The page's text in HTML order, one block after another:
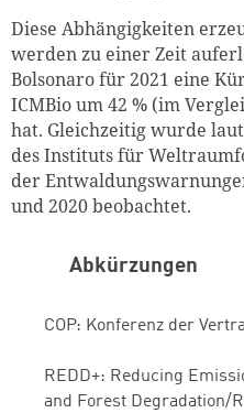
Diese Abhängigkeiten
werden zu einer Zeit
Bolsonaro für 2021 eine
ICMBio um 42 % (im
hat. Gleichzeitig wurde
des Instituts für
der
und 2020 beobachtet.
Abkürzungen
COP: Konferenz der
REDD+: Reducing
and Forest Degradation/